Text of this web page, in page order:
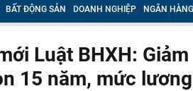
21:45
Bắt khẩn cấp Vũ Thị Thanh
trong lịch sử
21:34
"Tiền làm ra rồi cũng để cho
thiếu an toàn khi về già
BẤT ĐỘNG SẢN DOANH NGHIỆP NGÂN HÀNG
Luật BHXH:
15 năm, mức